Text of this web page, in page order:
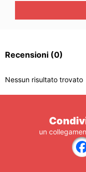
Recensioni (0)
Nessun risultato trovato
un